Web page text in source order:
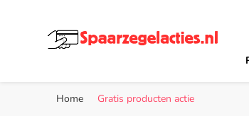
Home Gratis producten actie